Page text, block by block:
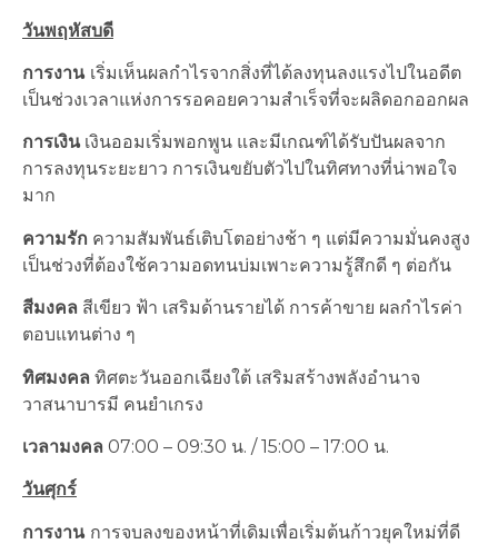
วันพฤหัสบดี
การงาน เริ่มเห็นผลกำไรจากสิ่งที่ได้ลงทุนลงแรงไปในอดีต
เป็นช่วงเวลาแห่งการรอคอยความสำเร็จที่จะผลิดอกออกผล
การเงินเงินออมเริ่มพอกพูน และมีเกณฑ์ได้รับปันผลจาก
การลงทุนระยะยาว การเงินขยับตัวไปในทิศทางที่น่าพอใจ
มาก
ความรัก ความสัมพันธ์เติบโตอย่างช้า ๆ แต่มีความมั่นคงสูง
เป็นช่วงที่ต้องใช้ความอดทนบ่มเพาะความรู้สึกดี ๆ ต่อกัน
สีมงคล สีเขียว ฟ้า เสริมด้านรายได้ การค้าขาย ผลกำไรค่า
ตอบแทนต่าง ๆ
ทิศมงคล ทิศตะวันออกเฉียงใต้ เสริมสร้างพลังอำนาจ
วาสนาบารมี คนยำเกรง
เวลามงคล 07:00 – 09:30 น. / 15:00 – 17:00 น.
วันศุกร์
การงาน การจบลงของหน้าที่เดิมเพื่อเริ่มต้นก้าวยุคใหม่ที่ดี